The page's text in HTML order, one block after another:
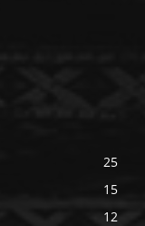
25
15
12